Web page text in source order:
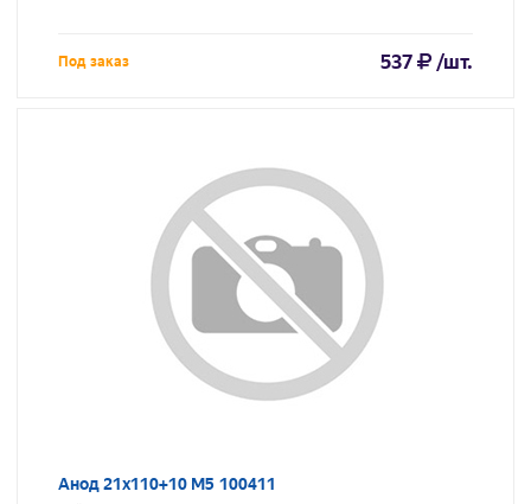
Под заказ 537 /шт.
Анод 21х110+10 M5 100411